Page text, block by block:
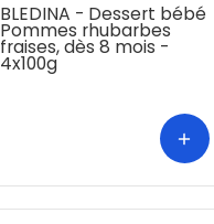
BLEDINA - Dessert bébé
Pommes rhubarbes
fraises, dès 8 mois -
4x100g